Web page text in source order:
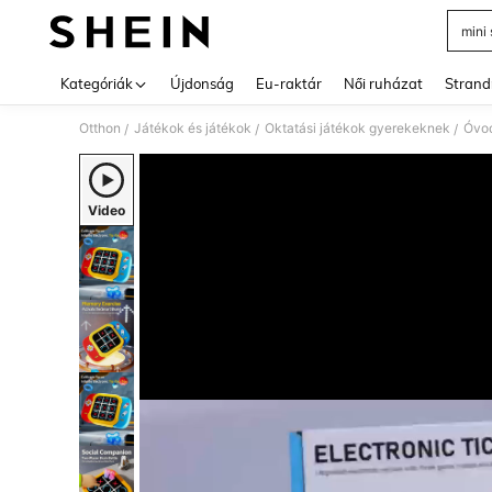
mini
Kategóriák Újdonság Eu-raktár Női ruházat
Otthon / Játékok és játékok / Oktatási játékok gyerekeknek /
Video